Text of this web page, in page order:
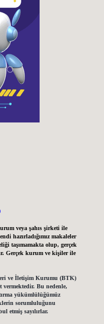
veya şahıs şirketi ile
hazırladığımız makaleler
taşımamakta olup, gerçek
Gerçek kurum ve kişiler ile
ve İletişim Kurumu (BTK)
vermektedir. Bu nedenle,
yükümlülüğümüz
sorumluluğunu
etmiş sayılırlar.